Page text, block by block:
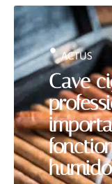
Cave
ACTUS